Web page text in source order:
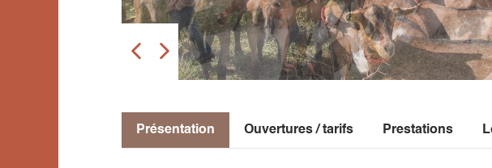
Présentation Ouvertures / tarifs Prestations